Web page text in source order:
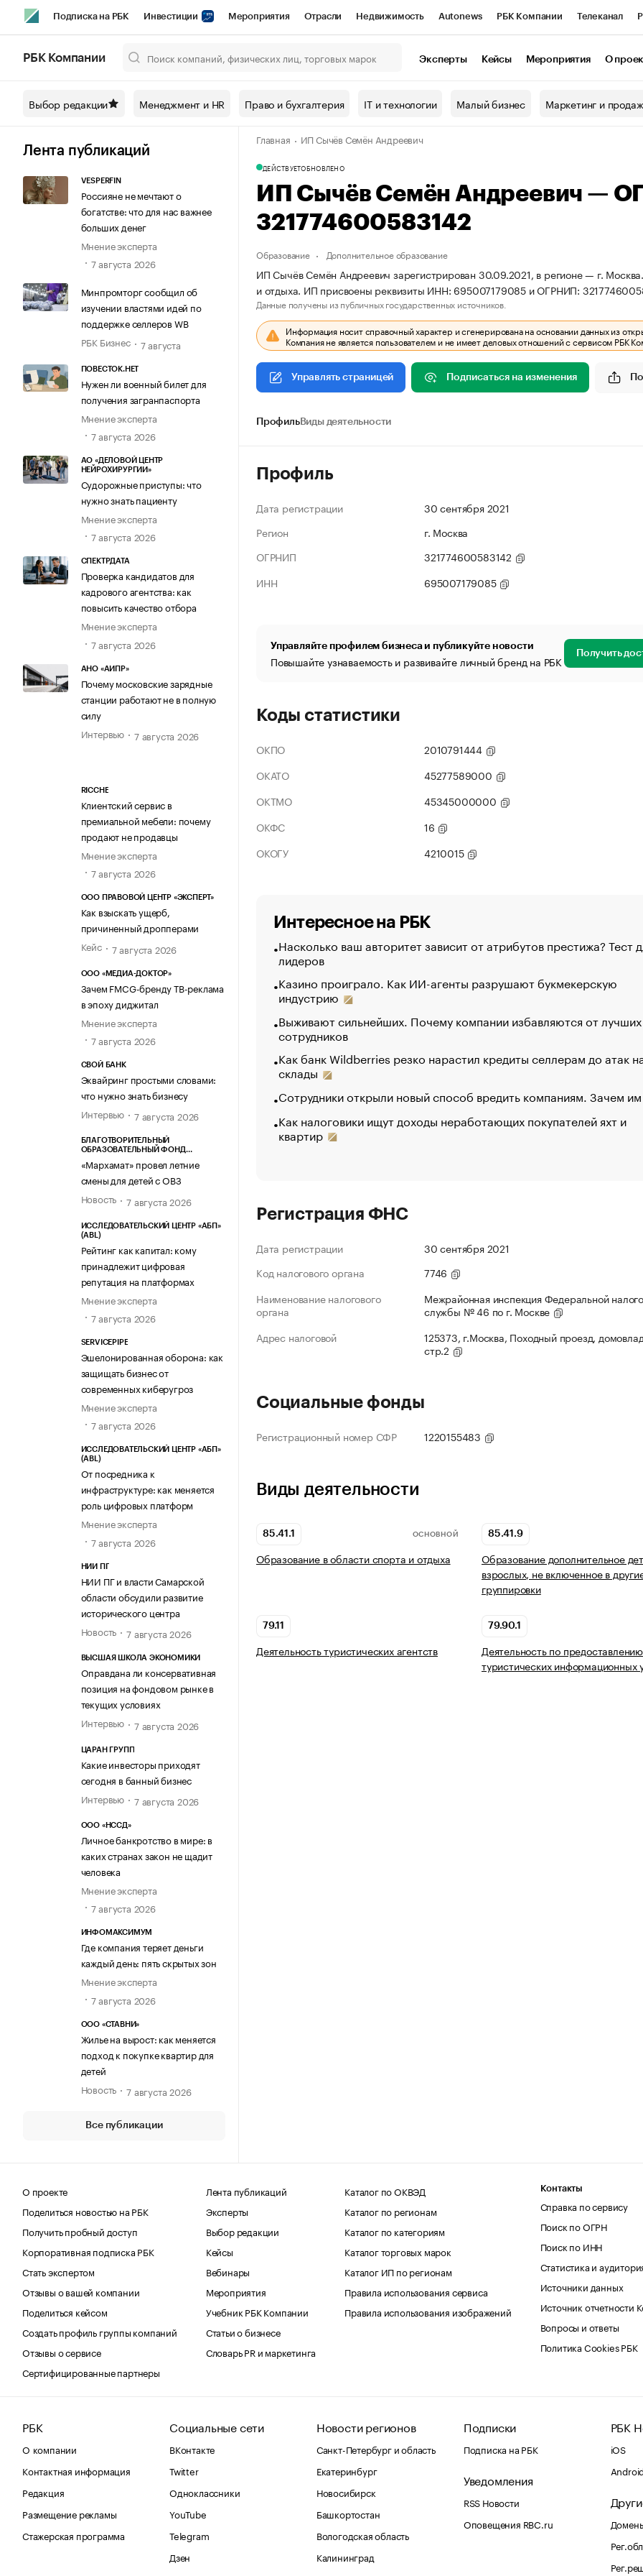
Подписка на РБК Инвестиции Мероприятия Отрасли Недвижимость Autonews РБК Компании Телеканал
Спецпроекты СПб Конференции СПб Спецпроекты Проверка контрагентов
Технологии и медиа Рынок наличной валюты
РБК Компании Эксперты Кейсы Мероприятия О
Выбор редакции Менеджмент и HR Право и бухгалтерия IT и технологии Малый бизнес Маркетинг и
Лента публикаций
VESPERFIN
Россияне не мечтают о
богатстве: что для нас важнее
больших денег
Мнение эксперта
7 августа 2026
Минпромторг сообщил об
изучении властями идей по
поддержке селлеров WB
РБК Бизнес
7 августа
ПОВЕСТОК.НЕТ
Нужен ли военный билет для
получения загранпаспорта
Мнение эксперта
7 августа 2026
АО «ДЕЛОВОЙ ЦЕНТР
НЕЙРОХИРУРГИИ»
Судорожные приступы: что
нужно знать пациенту
Мнение эксперта
7 августа 2026
СПЕКТРДАТА
Проверка кандидатов для
кадрового агентства: как
повысить качество отбора
Мнение эксперта
7 августа 2026
АНО «АИПР»
Почему московские зарядные
станции работают не в полную
силу
Интервью
7 августа 2026
RICCHE
Клиентский сервис в
премиальной мебели: почему
продают не продавцы
Мнение эксперта
7 августа 2026
ООО ПРАВОВОЙ ЦЕНТР «ЭКСПЕРТ»
Как взыскать ущерб,
причиненный дропперами
Кейс
7 августа 2026
ООО «МЕДИА-ДОКТОР»
Зачем FMCG-бренду ТВ-реклама
в эпоху диджитал
Мнение эксперта
7 августа 2026
СВОЙ БАНК
Эквайринг простыми словами:
что нужно знать бизнесу
Интервью
7 августа 2026
БЛАГОТВОРИТЕЛЬНЫЙ
ОБРАЗОВАТЕЛЬНЫЙ ФОНД
«Мархамат» провел летние
смены для детей с ОВЗ
Новость
7 августа 2026
ИССЛЕДОВАТЕЛЬСКИЙ ЦЕНТР «АБП»
(ABL)
Рейтинг как капитал: кому
принадлежит цифровая
репутация на платформах
Мнение эксперта
7 августа 2026
SERVICEPIPE
Эшелонированная оборона: как
защищать бизнес от
современных киберугроз
Мнение эксперта
7 августа 2026
ИССЛЕДОВАТЕЛЬСКИЙ ЦЕНТР «АБП»
(ABL)
От посредника к
инфраструктуре: как меняется
роль цифровых платформ
Мнение эксперта
7 августа 2026
НИИ ПГ
НИИ ПГ и власти Самарской
области обсудили развитие
исторического центра
Новость
7 августа 2026
ВЫСШАЯ ШКОЛА ЭКОНОМИКИ
Оправдана ли консервативная
позиция на фондовом рынке в
текущих условиях
Интервью
7 августа 2026
ЦАРАН ГРУПП
Какие инвесторы приходят
сегодня в банный бизнес
Интервью
7 августа 2026
ООО «НССД»
Личное банкротство в мире: в
каких странах закон не щадит
человека
Мнение эксперта
7 августа 2026
ИНФОМАКСИМУМ
Где компания теряет деньги
каждый день: пять скрытых зон
Мнение эксперта
7 августа 2026
ООО «СТАВНИ»
Жилье на вырост: как меняется
подход к покупке квартир для
детей
Новость
7 августа 2026
Все публикации
Главная ИП Сычёв Семён Андреевич
ДЕЙСТВУЕТОБНОВЛЕНО
ИП Сычёв Семён Андреевич —
321774600583142
Образование Дополнительное образование
ИП Сычёв Семён Андреевич зарегистрирован 30.09.2021, в регионе — г.
и отдыха. ИП присвоены реквизиты ИНН: 695007179085 и ОГРНИП:
Данные получены из публичных государственных источников.
Информация носит справочный характер и сгенерирована на основании данных из
Компания не является пользователем и не имеет деловых отношений с сервисом РБК
Управлять страницей Подписаться на изменения
ПрофильВиды деятельности
Профиль
Дата регистрации
30 сентября 2021
Регион
г. Москва
ОГРНИП
321774600583142
ИНН
695007179085
Управляйте профилем бизнеса и публикуйте новости
Повышайте узнаваемость и развивайте личный бренд на РБК Получить
Коды статистики
ОКПО
2010791444
ОКАТО
45277589000
ОКТМО
45345000000
ОКФС
16
ОКОГУ
4210015
Интересное на РБК
Насколько ваш авторитет зависит от атрибутов престижа? Тест
лидеров
Казино проиграло. Как ИИ-агенты разрушают букмекерскую
индустрию
Выживают сильнейших. Почему компании избавляются от лучших
сотрудников
Как банк Wildberries резко нарастил кредиты селлерам до атак
склады
Сотрудники открыли новый способ вредить компаниям. Зачем
Как налоговики ищут доходы неработающих покупателей яхт и
квартир
Регистрация ФНС
Дата регистрации
30 сентября 2021
Код налогового органа
7746
Наименование налогового
органа
Межрайонная инспекция Федеральной
службы № 46 по г. Москве
Адрес налоговой
125373, г.Москва, Походный проезд,
стр.2
Социальные фонды
Регистрационный номер СФР 1220155483
Виды деятельности
85.41.1 ОСНОВНОЙ
Образование в области спорта и отдыха
85.41.9
Образование дополнительное
взрослых, не включенное в
группировки
79.11
Деятельность туристических агентств
79.90.1
Деятельность по предоставлению
туристических информационных
О проекте
Поделиться новостью на РБК
Получить пробный доступ
Корпоративная подписка РБК
Стать экспертом
Отзывы о вашей компании
Поделиться кейсом
Создать профиль группы компаний
Отзывы о сервисе
Сертифицированные партнеры
Лента публикаций
Эксперты
Выбор редакции
Кейсы
Вебинары
Мероприятия
Учебник РБК Компании
Статьи о бизнесе
Словарь PR и маркетинга
Каталог по ОКВЭД
Каталог по регионам
Каталог по категориям
Каталог торговых марок
Каталог ИП по регионам
Правила использования сервиса
Правила использования изображений
Контакты
Справка по сервису
Поиск по ОГРН
Поиск по ИНН
Статистика и
Источники данных
Источник отчетности
Вопросы и ответы
Политика Cookies РБК
РБК
О компании
Контактная информация
Редакция
Размещение рекламы
Стажерская программа
Социальные сети
ВКонтакте
Twitter
Одноклассники
YouTube
Telegram
Дзен
Новости регионов
Санкт-Петербург и область
Екатеринбург
Новосибирск
Башкортостан
Вологодская область
Калининград
Подписки
Подписка на РБК
Уведомления
RSS Новости
Оповещения RBC.ru
РБК
iOS